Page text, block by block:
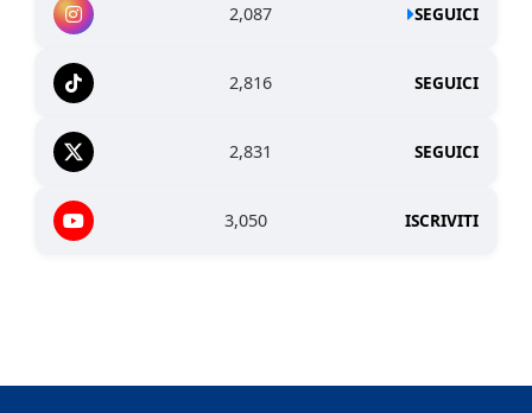
2,087 SEGUICI
2,816 SEGUICI
2,831 SEGUICI
3,050 ISCRIVITI